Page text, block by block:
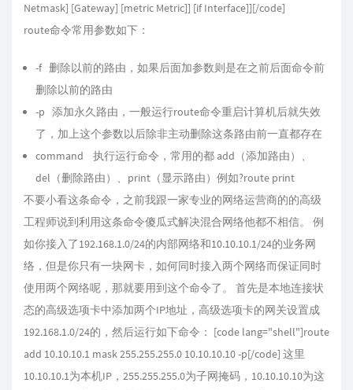
Netmask] [Gateway] [metric Metric]] [if Interface]][/code]
route命令常用参数如下：
-f 删除以前的路由，如果后面加参数则是在之前后面命令前
删除以前的路由
-p 添加永久路由，一般运行route命令重启计算机后就失效
了，加上这个参数以后除非主动删除这条路由前一直都存在
command 执行运行命令，常用的都 add（添加路由）、
del（删除路由）、print（显示路由）例如?route print
不要小看这条命令，之前我跟一家专业的网络运营商的的高级
工程师说到利用这条命令傻瓜式解决混合网络他都不相信。 例
如你接入了192.168.1.0/24的内部网络和10.10.10.1/24的业务网
络，但是你只有一块网卡，如何同时接入两个网络而保证同时
使用两个网络呢，那就要用到这个命令了。 首先是本地连接状
态的高级选项卡中添加两个IP地址，高级选项卡的网关设置成
192.168.1.0/24的，然后运行如下命令： [code lang="shell"]route
add 10.10.10.1 mask 255.255.255.0 10.10.10.10 -p[/code] 这里
10.10.10.1为本机IP，255.255.255.0为子网掩码，10.10.10.10为这